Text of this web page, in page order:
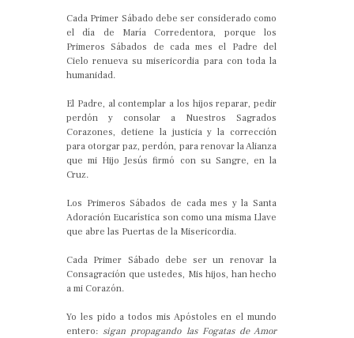
Cada Primer Sábado debe ser considerado como
el día de María Corredentora, porque los
Primeros Sábados de cada mes el Padre del
Cielo renueva su misericordia para con toda la
humanidad.
El Padre, al contemplar a los hijos reparar, pedir
perdón y consolar a Nuestros Sagrados
Corazones, detiene la justicia y la corrección
para otorgar paz, perdón, para renovar la Alianza
que mi Hijo Jesús firmó con su Sangre, en la
Cruz.
Los Primeros Sábados de cada mes y la Santa
Adoración Eucarística son como una misma Llave
que abre las Puertas de la Misericordia.
Cada Primer Sábado debe ser un renovar la
Consagración que ustedes, Mis hijos, han hecho
a mi Corazón.
Yo les pido a todos mis Apóstoles en el mundo
entero:sigan propagando las Fogatas de Amor